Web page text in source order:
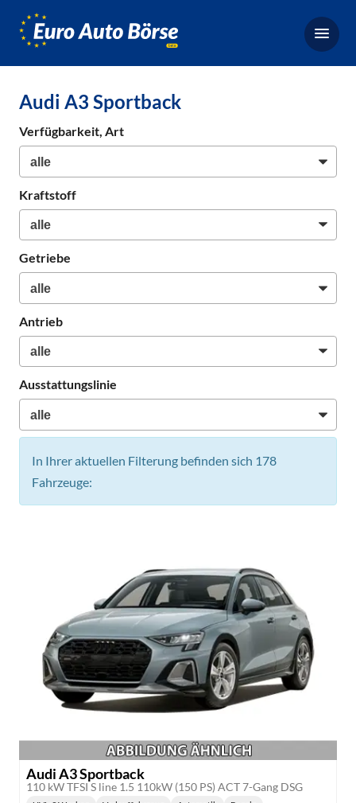
Börse,
für
Neuwagen
Audi A3 Sportback
Verfügbarkeit, Art
Kraftstoff
Getriebe
Antrieb
Ausstattungslinie
In Ihrer aktuellen Filterung befinden sich 178
Fahrzeuge:
Audi A3 Sportback
110 kW TFSI S line 1.5 110kW (150 PS) ACT 7-Gang DSG